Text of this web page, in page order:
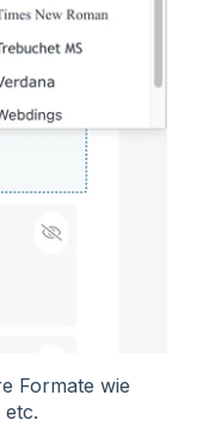
Formate wie